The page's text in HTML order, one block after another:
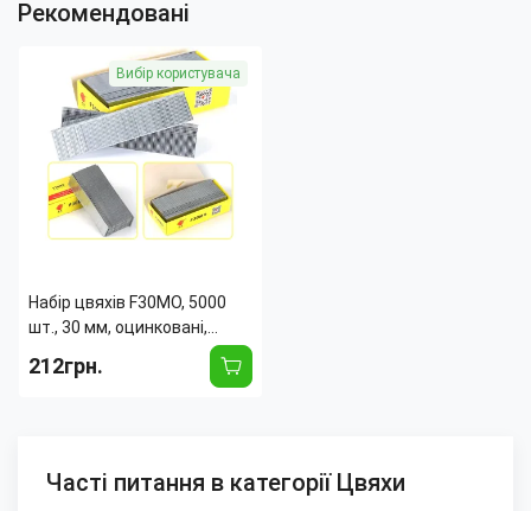
Рекомендовані
Вибір користувача
Набір цвяхів F30MO, 5000
шт., 30 мм, оцинковані,
сталь, бред-цвяшники типу
F для нейлерів
212грн.
Часті питання в категорії Цвяхи